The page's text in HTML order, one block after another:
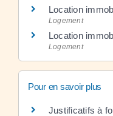
Location
Logement
Location
Logement
Pour en savoir plus
Justificatifs à